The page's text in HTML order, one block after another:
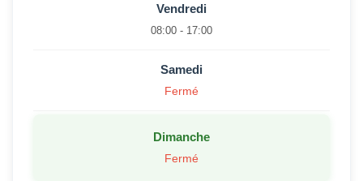
Vendredi
08:00 - 17:00
Samedi
Fermé
Dimanche
Fermé